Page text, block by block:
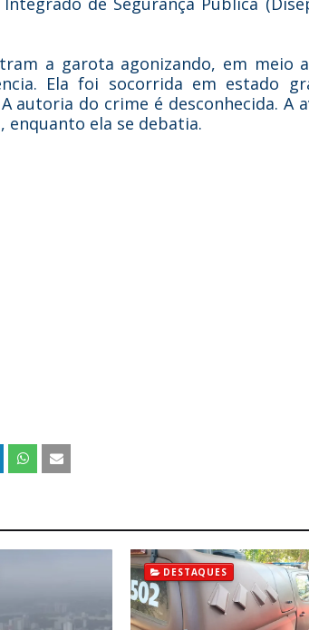
a garota agonizando, em meio
Ela foi socorrida em estado
autoria do crime é desconhecida. A
enquanto ela se debatia.
DESTAQUES